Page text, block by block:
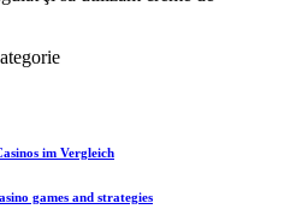
im Vergleich
games and strategies